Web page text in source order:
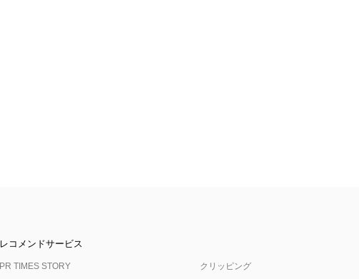
レコメンドサービス
PR TIMES STORY クリッピング